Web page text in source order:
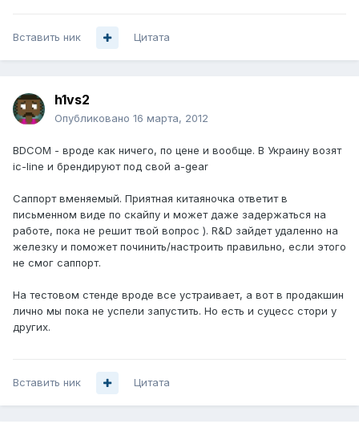
Вставить ник Цитата
h1vs2
Опубликовано 16 марта, 2012
BDCOM - вроде как ничего, по цене и вообще. В Украину возят
ic-line и брендируют под свой a-gear
Саппорт вменяемый. Приятная китаяночка ответит в
письменном виде по скайпу и может даже задержаться на
работе, пока не решит твой вопрос ). R&D зайдет удаленно на
железку и поможет починить/настроить правильно, если этого
не смог саппорт.
На тестовом стенде вроде все устраивает, а вот в продакшин
лично мы пока не успели запустить. Но есть и суцесс стори у
других.
Вставить ник Цитата